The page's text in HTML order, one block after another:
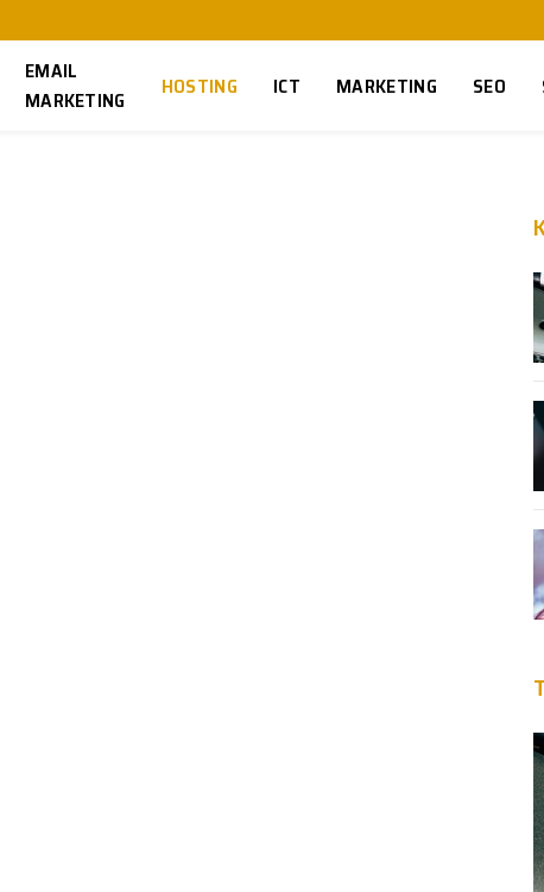
EMAIL
MARKETING
HOSTING ICT MARKETING SEO